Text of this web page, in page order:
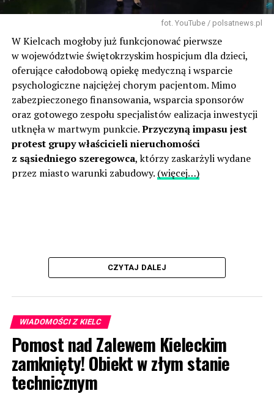
fot. YouTube / polsatnews.pl
W Kielcach mogłoby już funkcjonować pierwsze
w województwie świętokrzyskim hospicjum dla dzieci,
oferujące całodobową opiekę medyczną i wsparcie
psychologiczne najciężej chorym pacjentom. Mimo
zabezpieczonego finansowania, wsparcia sponsorów
oraz gotowego zespołu specjalistów ealizacja inwestycji
utknęła w martwym punkcie.Przyczyną impasu jest
protest grupy właścicieli nieruchomości
z sąsiedniego szeregowca, którzy zaskarżyli wydane
przez miasto warunki zabudowy. (więcej…)
CZYTAJ DALEJ
WIADOMOŚCI Z KIELC
Pomost nad Zalewem Kieleckim
zamknięty! Obiekt w złym stanie
technicznym